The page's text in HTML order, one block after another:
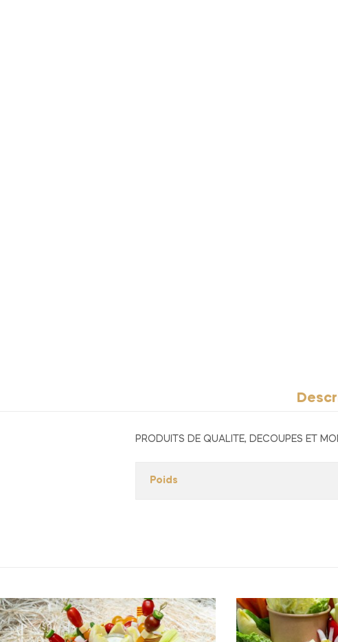
PRODUITS DE QUALITE, DECOUPES ET
Poids